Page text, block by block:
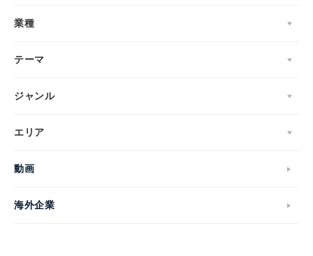
業種
テーマ
ジャンル
エリア
動画
海外企業